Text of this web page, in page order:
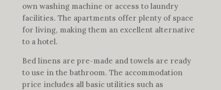
own washing machine or access to laundry
facilities. The apartments offer plenty of space
for living, making them an excellent alternative
to a hotel.
Bed linens are pre-made and towels are ready
to use in the bathroom. The accommodation
price includes all basic utilities such as